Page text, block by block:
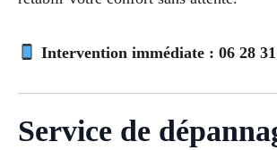
Intervention immédiate : 06 28
Service de